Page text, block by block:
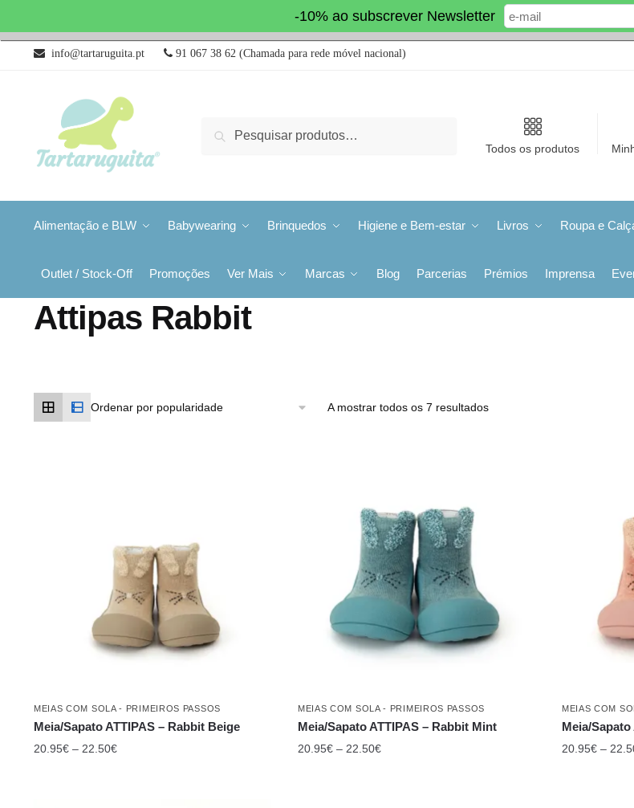
-10% ao subscrever Newsletter
info@tartaruguita.pt 91 067 38 62 (Chamada para rede móvel nacional)
Pesquisa
Todos os produtos
Alimentação e BLW Babywearing Brinquedos Higiene e Bem-estar Livros Roupa e
Outlet / Stock-Off Promoções Ver Mais Marcas Blog Parcerias Prémios Imprensa
Attipas Rabbit
A mostrar todos os 7 resultados
MEIAS COM SOLA - PRIMEIROS PASSOS
Meia/Sapato ATTIPAS – Rabbit Beige
20.95€ – 22.50€
MEIAS COM SOLA - PRIMEIROS PASSOS
Meia/Sapato ATTIPAS – Rabbit Mint
20.95€ – 22.50€
MEIAS COM
Meia/
20.95€ –